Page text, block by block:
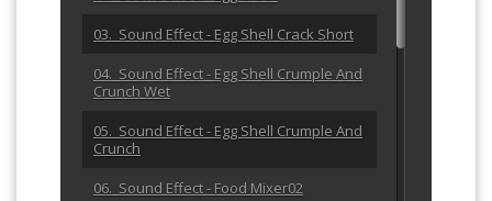
03. Sound Effect - Egg Shell Crack Short
04. Sound Effect - Egg Shell Crumple And
Crunch Wet
05. Sound Effect - Egg Shell Crumple And
Crunch
06. Sound Effect - Food Mixer02